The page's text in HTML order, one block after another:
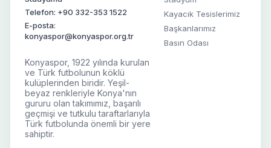
Telefon: +90 332-353 1522
E-posta:
konyaspor@konyaspor.org.tr
Konyaspor, 1922 yılında kurulan
ve Türk futbolunun köklü
kulüplerinden biridir. Yeşil-
beyaz renkleriyle Konya'nın
gururu olan takımımız, başarılı
geçmişi ve tutkulu taraftarlarıyla
Türk futbolunda önemli bir yere
sahiptir.
Kayacık Tesislerimiz
Başkanlarımız
Basın Odası